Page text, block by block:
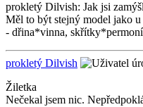
prokletý Dilvish: Jak jsi
Měl to být stejný model jako u
- dřina*vinna,
prokletý Dilvish
Žiletka
Nečekal jsem nic.